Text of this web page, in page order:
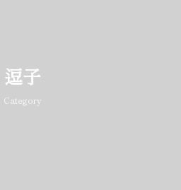
逗子
Category